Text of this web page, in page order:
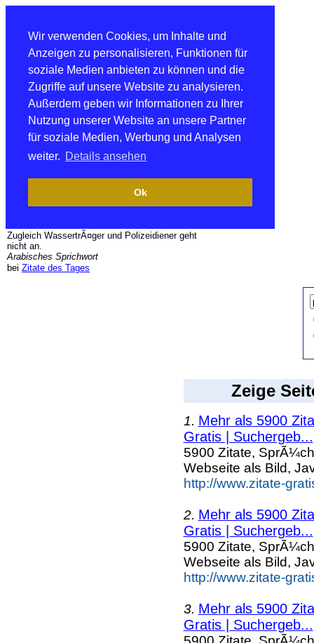
Wir verwenden Cookies, um Inhalte und
Anzeigen zu personalisieren, Funktionen für
soziale Medien anbieten zu können und die
Zugriffe auf unsere Website zu analysieren.
Außerdem geben wir Informationen zu Ihrer
Nutzung unserer Website an unsere Partner
für soziale Medien, Werbung und Analysen
weiter. Details ansehen
Ok
Zugleich WassertrÃ¤ger und Polizeidiener geht
nicht an.
Arabisches Sprichwort
bei Zitate des Tages
Zeige
1. Mehr als 5900
Gratis | Suchergeb...
5900 Zitate,
Webseite als Bild,
http://www.zitate-
2. Mehr als 5900
Gratis | Suchergeb...
5900 Zitate,
Webseite als Bild,
http://www.zitate-
3. Mehr als 5900
Gratis | Suchergeb...